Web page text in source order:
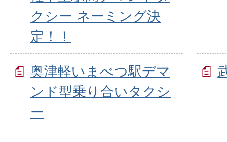
クシー ネーミング決
定！！
奥津軽いまべつ駅デマ
ンド型乗り合いタクシ
ー